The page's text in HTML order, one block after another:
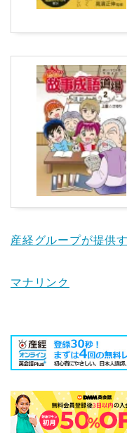
産経グループが提供
マナリンク